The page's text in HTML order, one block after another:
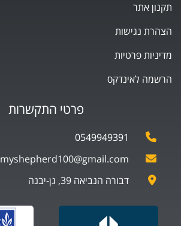
פרטי התקשרות
0549949391
myshepherd100@gmail.com
דבורה הנביאה 39, גן-יבנה
תקנון אתר
הצהרת נגישות
מדיניות פרטיות
הרשמה לאינדקס